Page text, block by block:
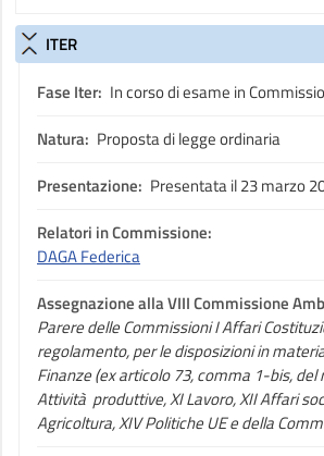
ITER
Fase Iter: In corso di esame in
Natura: Proposta di legge ordinaria
Presentazione: Presentata il 23 marzo
Relatori in Commissione:
DAGA Federica
Assegnazionealla VIII Commissione
Parere delle Commissioni I Affari
regolamento, per le disposizioni in
Finanze (ex articolo 73, comma 1-bis,
Attività produttive, XI Lavoro, XII Affari
Agricoltura, XIV Politiche UE e della